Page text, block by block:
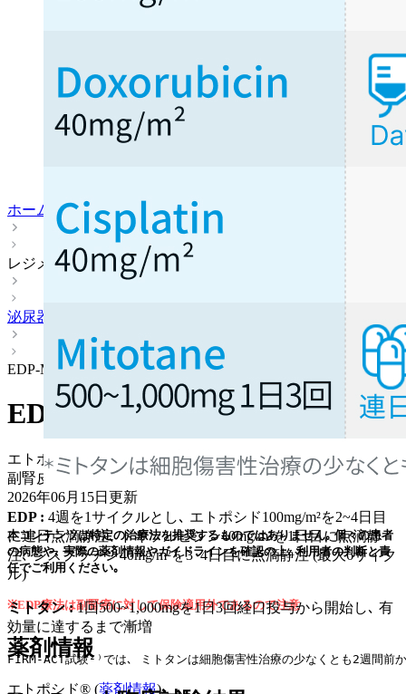
EDP : 4週を1サイクルとし､ エトポシド100mg/m²を2~4日目
に連日点滴静注､ ドキソルビシン40mg/m²を1日目に点滴静
注､ シスプラチン40mg/m²を3･4日目に点滴静注 (最大6サイク
ル)
ミトタン :1回500~1,000mgを1日3回経口投与から開始し､ 有
効量に達するまで漸増
FIRM-ACT試験²⁾では､ ミトタンは細胞傷害性治療の少なくとも2週間
ホーム
レジメン
泌尿器
EDP-M
EDP-M
エトポシド＋ドキソルビシン＋シスプラチン＋ミトタン
副腎皮質癌 > 転移･再発例
2026年06月15日 更新
本コンテンツは特定の治療法を推奨するものではありません｡ 個々の患者
の病態や､ 実際の薬剤情報やガイドラインを確認の上､ 利用者の判断と責
任でご利用ください｡
※EDP療法は副腎癌に対して保険適用外であるので注意
薬剤情報
エトポシド® (薬剤情報)